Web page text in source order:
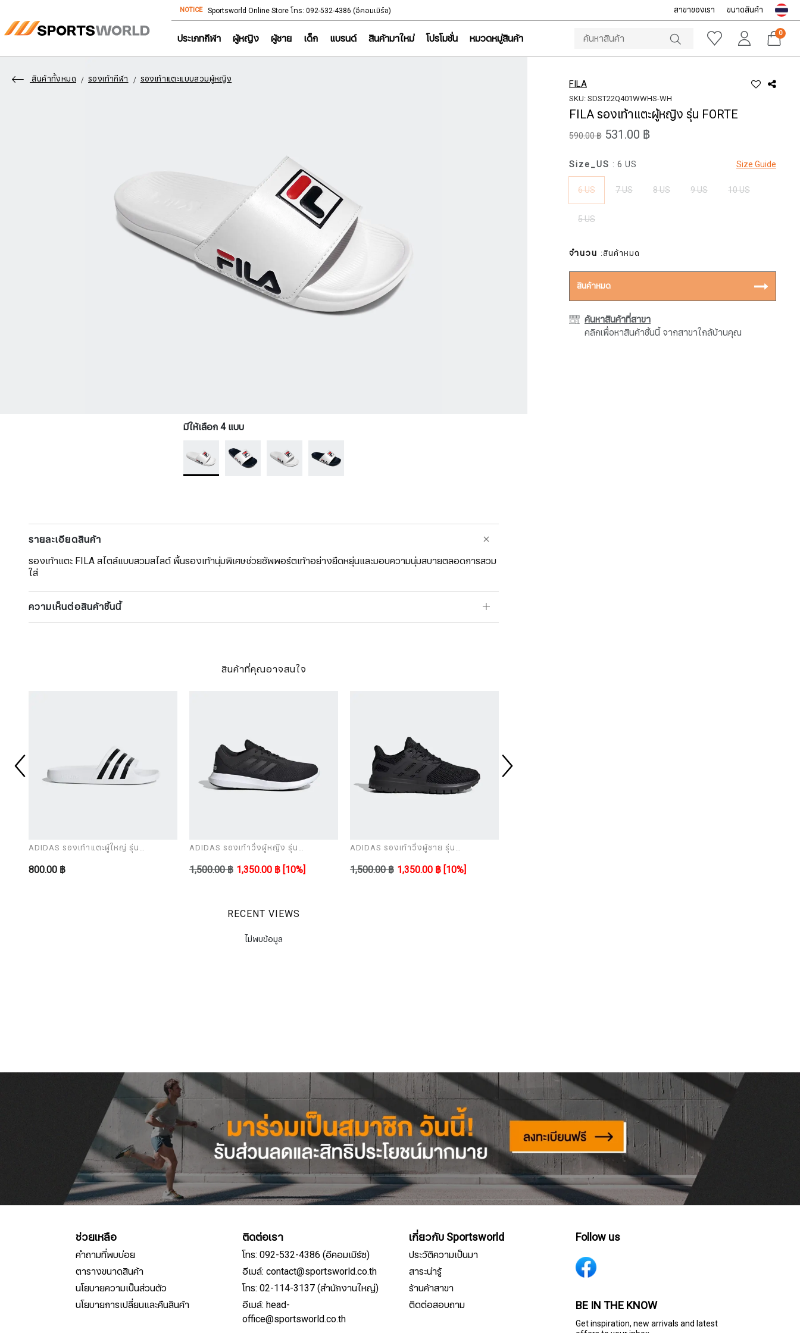
NOTICE Sportsworld Online Store โทร: 092-532-4386 (อีคอมเมิร์ซ) NOTICE Sportsworld
สาขาของเรา ขนาดสินค้า
ประเภทกีฬา ผู้หญิง ผู้ชาย เด็ก แบรนด์ สินค้ามาใหม่ โปรโมชั่น หมวดหมู่สินค้า 0
สินค้าทั้งหมด รองเท้ากีฬา รองเท้าแตะแบบสวมผู้หญิง
มีให้เลือก 4 แบบ
รายละเอียดสินค้า
รองเท้าแตะ FILA สไตล์แบบสวมสไลด์ พื้นรองเท้านุ่มพิเศษช่วยซัพพอร์ตเท้าอย่างยืดหยุ่นและมอบความนุ่มสบายตลอดการสวม
ใส่
ความเห็นต่อสินค้าชิ้นนี้
สินค้าที่คุณอาจสนใจ
ADIDAS รองเท้าแตะผู้ใหญ่ รุ่น
800.00 ฿
ADIDAS รองเท้าวิ่งผู้หญิง รุ่น
1,500.00 ฿ 1,350.00 ฿ [10%]
ADIDAS รองเท้าวิ่งผู้ชาย รุ่น
1,500.00 ฿ 1,350.00 ฿ [10%]
RECENT VIEWS
ไม่พบข้อมูล
FILA
SKU: SDST22Q401WWHS-WH
FILA รองเท้าแตะผู้หญิง รุ่น FORTE
590.00 ฿ 531.00 ฿
Size Guide
Size_US : 6 US
6 US 7 US 8 US 9 US 10 US
5 US
จำนวน :สินค้าหมด
สินค้าหมด
ค้นหาสินค้าที่สาขา
คลิกเพื่อหาสินค้าชิ้นนี้ จากสาขาใกล้บ้านคุณ
ช่วยเหลือ
คำถามที่พบบ่อย
ตารางขนาดสินค้า
นโยบายความเป็นส่วนตัว
นโยบายการเปลี่ยนและคืนสินค้า
ติดต่อเรา
โทร: 092-532-4386 (อีคอมเมิร์ซ)
อีเมล์: contact@sportsworld.co.th
โทร: 02-114-3137 (สำนักงานใหญ่)
อีเมล์: head-
office@sportsworld.co.th
เกี่ยวกับ Sportsworld
ประวัติความเป็นมา
สาระน่ารู้
ร้านค้าสาขา
ติดต่อสอบถาม
Follow us
BE IN THE KNOW
Get inspiration, new arrivals and latest
สมัครรับจดหมายข่าว